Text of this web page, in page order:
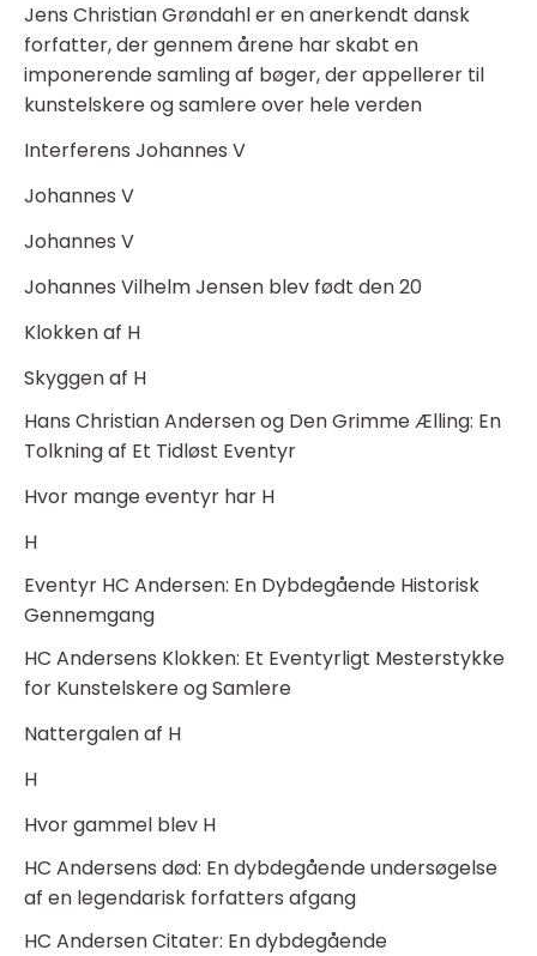
Jens Christian Grøndahl er en anerkendt dansk
forfatter, der gennem årene har skabt en
imponerende samling af bøger, der appellerer til
kunstelskere og samlere over hele verden
Interferens Johannes V
Johannes V
Johannes V
Johannes Vilhelm Jensen blev født den 20
Klokken af H
Skyggen af H
Hans Christian Andersen og Den Grimme Ælling: En
Tolkning af Et Tidløst Eventyr
Hvor mange eventyr har H
H
Eventyr HC Andersen: En Dybdegående Historisk
Gennemgang
HC Andersens Klokken: Et Eventyrligt Mesterstykke
for Kunstelskere og Samlere
Nattergalen af H
H
Hvor gammel blev H
HC Andersens død: En dybdegående undersøgelse
af en legendarisk forfatters afgang
HC Andersen Citater: En dybdegående